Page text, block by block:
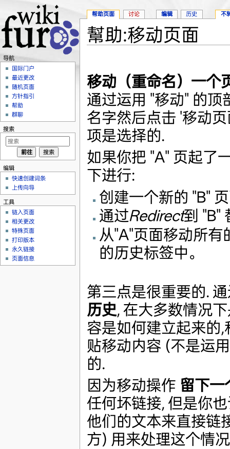
幫助:移动页面
移动（重命名）一个
通过运用 "移动" 的
名字然后点击 '移动
项是选择的.
如果你把 "A" 页起了
下进行:
创建一个新的 "B"
通过Redirect到 "B"
从"A"页面移动所有
的历史标签中。
第三点是很重要的.
历史, 在大多数情况
容是如何建立起来的
贴移动内容 (不是运
的.
因为移动操作 留下一
任何坏链接, 但是你
他们的文本来直接链
方) 用来处理这个情
帮助页面 讨论 编辑 历史 不
导航
国际门户
最近更改
随机页面
方针指引
帮助
群聊
搜索
编辑
快速创建词条
上传向导
工具
链入页面
相关更改
特殊页面
打印版本
永久链接
页面信息